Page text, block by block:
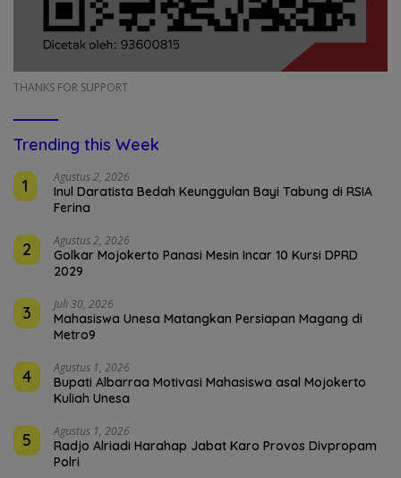
THANKS FOR SUPPORT
Trending this Week
1
Agustus 2, 2026
Inul Daratista Bedah Keunggulan Bayi Tabung di RSIA
Ferina
2 Agustus 2, 2026
Golkar Mojokerto Panasi Mesin Incar 10 Kursi DPRD
2029
3 Juli 30, 2026
Mahasiswa Unesa Matangkan Persiapan Magang di
Metro9
4 Agustus 1, 2026
Bupati Albarraa Motivasi Mahasiswa asal Mojokerto
Kuliah Unesa
5 Agustus 1, 2026
Radjo Alriadi Harahap Jabat Karo Provos Divpropam
Polri